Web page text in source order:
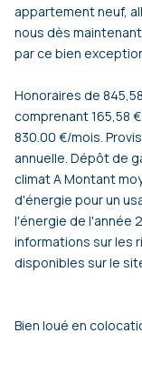
appartement neuf,
nous dès
par ce bien
Honoraires de
comprenant 165,58
830.00 €/mois.
annuelle. Dépôt de
climat A Montant
d'énergie pour un
l'énergie de l'année
informations sur les
disponibles sur le
Bien loué en